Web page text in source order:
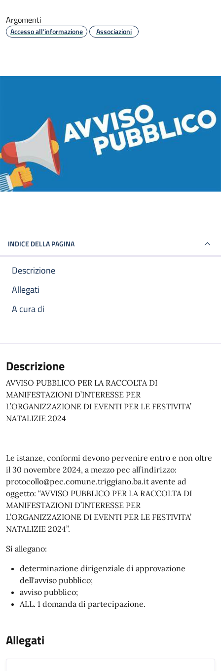
Argomenti
Accesso all'informazione Associazioni
INDICE DELLA PAGINA
Descrizione
Allegati
A cura di
Descrizione
AVVISO PUBBLICO PER LA RACCOLTA DI
MANIFESTAZIONI D’INTERESSE PER
L’ORGANIZZAZIONE DI EVENTI PER LE FESTIVITA’
NATALIZIE 2024
Le istanze, conformi devono pervenire entro e non oltre
il 30 novembre 2024, a mezzo pec all’indirizzo:
protocollo@pec.comune.triggiano.ba.it avente ad
oggetto: “AVVISO PUBBLICO PER LA RACCOLTA DI
MANIFESTAZIONI D’INTERESSE PER
L’ORGANIZZAZIONE DI EVENTI PER LE FESTIVITA’
NATALIZIE 2024”.
Si allegano:
determinazione dirigenziale di approvazione
dell'avviso pubblico;
avviso pubblico;
ALL. 1 domanda di partecipazione.
Allegati